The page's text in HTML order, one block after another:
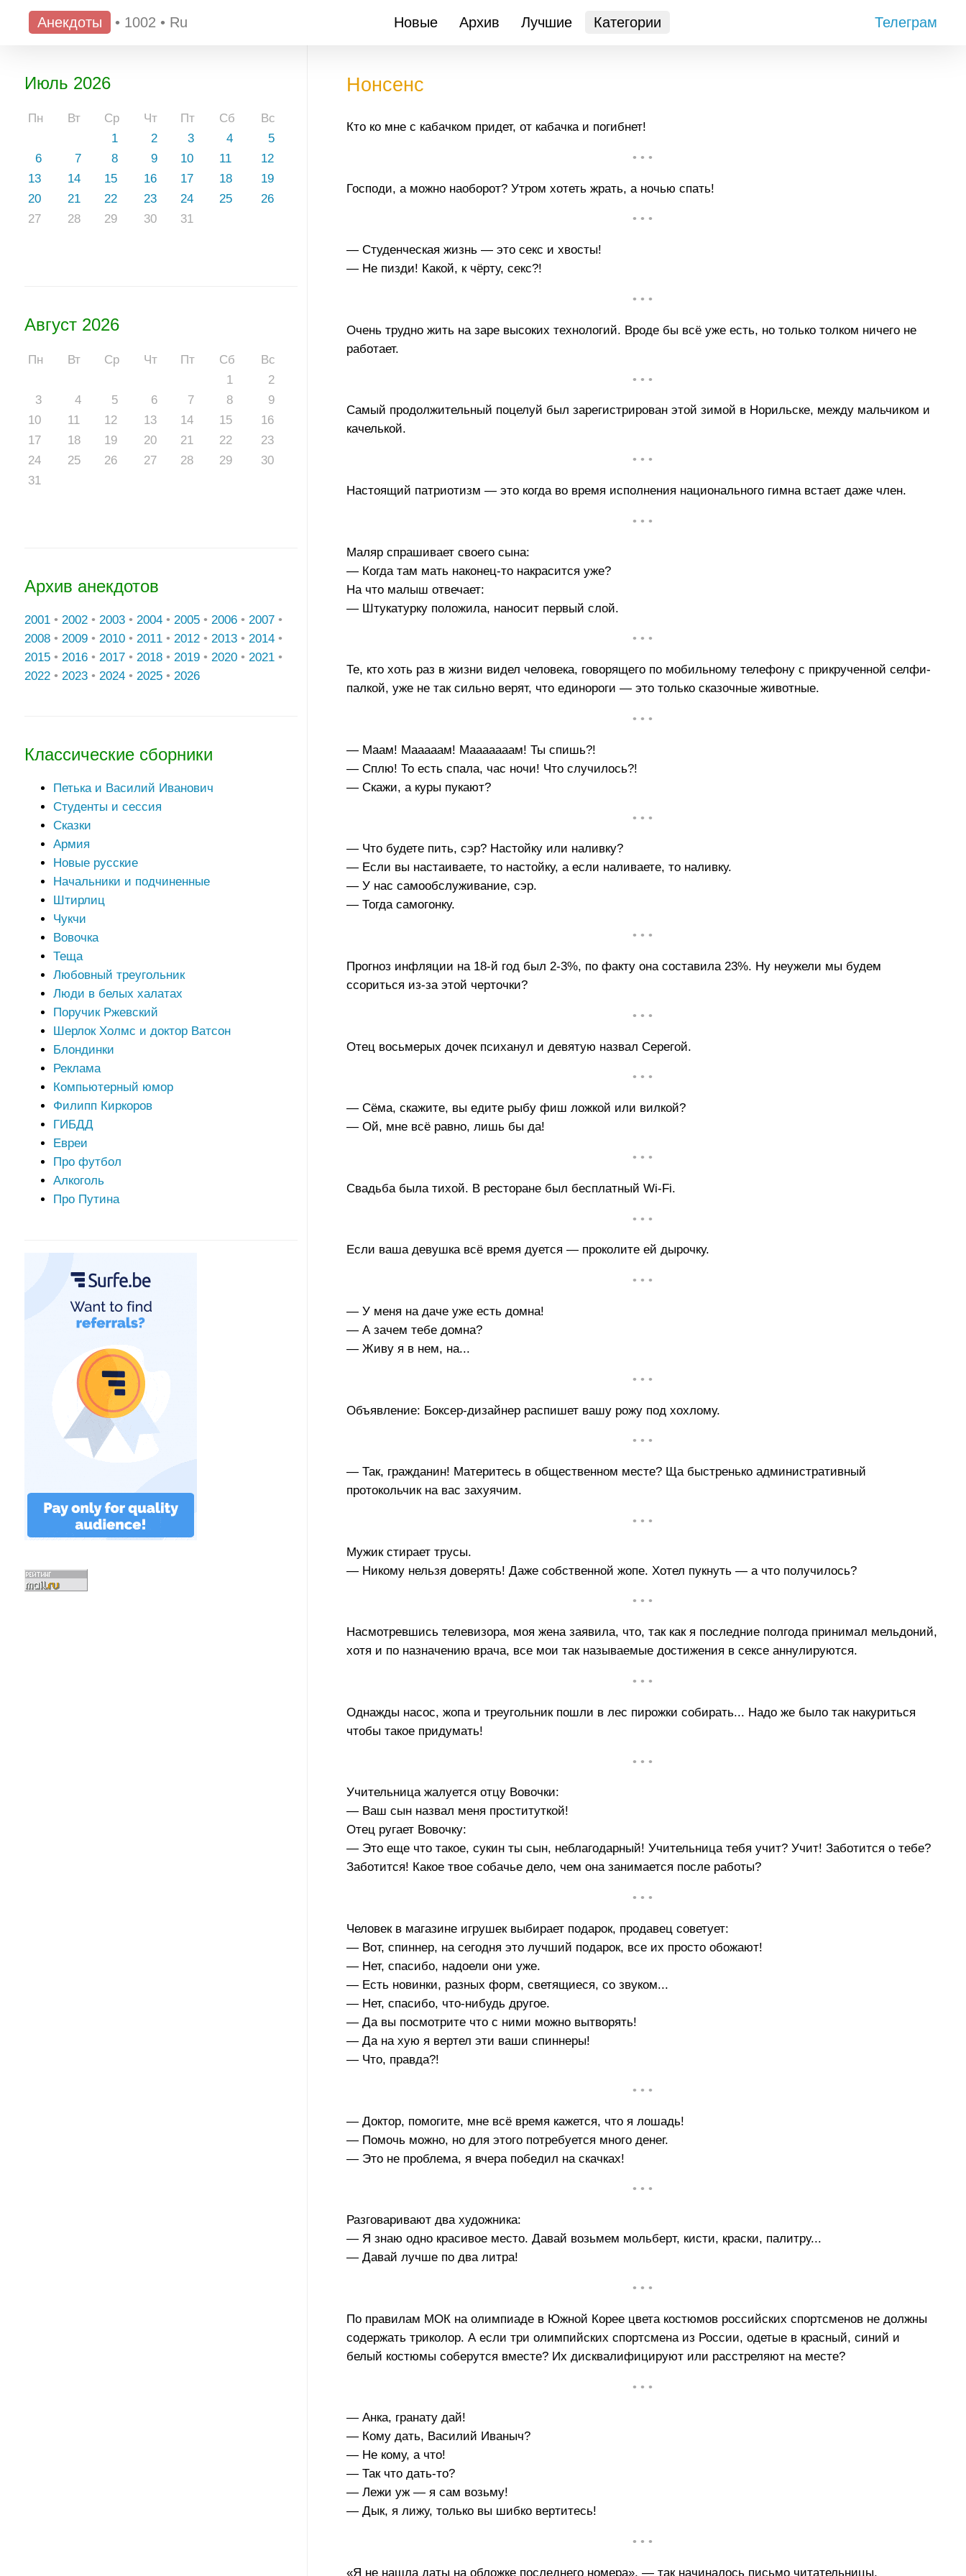
Анекдоты • 1002 • Ru Новые Архив Лучшие Категории Телеграм
Июль 2026
Пн Вт Ср Чт Пт Сб
Вс
1
2 3 4
5
6
7 8 9 10 11
12
13
14 15 16 17 18
19
20
21 22 23 24 25
26
27
28 29 30 31
Август 2026
Пн Вт Ср Чт Пт Сб
Вс
1
2
3
4 5 6 7 8
9
10
11 12 13 14 15
16
17
18 19 20 21 22
23
24
25 26 27 28 29
30
31
Архив анекдотов
2001 • 2002 • 2003 • 2004 • 2005 • 2006 • 2007 •
2008 • 2009 • 2010 • 2011 • 2012 • 2013 • 2014 •
2015 • 2016 • 2017 • 2018 • 2019 • 2020 • 2021 •
2022 • 2023 • 2024 • 2025 • 2026
Классические сборники
Петька и Василий Иванович
Студенты и сессия
Сказки
Армия
Новые русские
Начальники и подчиненные
Штирлиц
Чукчи
Вовочка
Теща
Любовный треугольник
Люди в белых халатах
Поручик Ржевский
Шерлок Холмс и доктор Ватсон
Блондинки
Реклама
Компьютерный юмор
Филипп Киркоров
ГИБДД
Евреи
Про футбол
Алкоголь
Про Путина
Нонсенс
Кто ко мне с кабачком придет, от кабачка и погибнет!
• • •
Господи, а можно наоборот? Утром хотеть жрать, а ночью спать!
• • •
— Студенческая жизнь — это секс и хвосты!
— Не пизди! Какой, к чёрту, секс?!
• • •
Очень трудно жить на заре высоких технологий. Вроде бы всё уже есть, но только толком ничего не
работает.
• • •
Самый продолжительный поцелуй был зарегистрирован этой зимой в Норильске, между мальчиком и
качелькой.
• • •
Настоящий патриотизм — это когда во время исполнения национального гимна встает даже член.
• • •
Маляр спрашивает своего сына:
— Когда там мать наконец-то накрасится уже?
На что малыш отвечает:
— Штукатурку положила, наносит пeрвый слой.
• • •
Те, кто хоть раз в жизни видел человека, говорящего по мобильному телефону с прикрученной селфи-
палкой, уже не так сильно верят, что единороги — это только сказочные животные.
• • •
— Маам! Мааааам! Мааааааам! Ты спишь?!
— Сплю! То есть спала, час ночи! Что случилось?!
— Скажи, а куры пукают?
• • •
— Что будете пить, сэр? Настойку или наливку?
— Если вы настаиваете, то настойку, а если наливаете, то наливку.
— У нас самообслуживание, сэр.
— Тогда самогонку.
• • •
Прогноз инфляции на 18-й год был 2-3%, по факту она составила 23%. Ну неужели мы будем
ссориться из-за этой черточки?
• • •
Отец восьмерых дочек психанул и девятую назвал Серегой.
• • •
— Сёма, скажите, вы едите рыбу фиш ложкой или вилкой?
— Ой, мне всё равно, лишь бы да!
• • •
Свадьба была тихой. В ресторане был бесплатный Wi-Fi.
• • •
Если ваша девушка всё время дуется — проколите ей дырочку.
• • •
— У меня на даче уже есть домна!
— А зачем тебе домна?
— Живу я в нем, на...
• • •
Объявление: Боксер-дизайнер распишет вашу рожу под хохлому.
• • •
— Так, гражданин! Материтесь в общественном месте? Ща быстренько административный
протокольчик на вас захуячим.
• • •
Мужик стирает трусы.
— Никому нельзя доверять! Даже собственной жопе. Хотел пукнуть — а что получилось?
• • •
Насмотревшись телевизора, моя жена заявила, что, так как я последние полгода принимал мельдоний,
хотя и по назначению врача, все мои так называемые достижения в сексе аннулируются.
• • •
Однажды насос, жопа и треугольник пошли в лес пирожки собирать... Надо же было так накуриться
чтобы такое придумать!
• • •
Учительница жалуется отцу Вовочки:
— Ваш сын назвал меня проституткой!
Отец ругает Вовочку:
— Это еще что такое, сукин ты сын, неблагодарный! Учительница тебя учит? Учит! Заботится о тебе?
Заботится! Какое твое собачье дело, чем она занимается после работы?
• • •
Человек в магазине игрушек выбирает подарок, продавец советует:
— Вот, спиннер, на сегодня это лучший подарок, все их просто обожают!
— Нет, спасибо, надоели они уже.
— Есть новинки, разных форм, светящиеся, со звуком...
— Нет, спасибо, что-нибудь другое.
— Да вы посмотрите что с ними можно вытворять!
— Да на хую я вертел эти ваши спиннеры!
— Что, правда?!
• • •
— Доктор, помогите, мне всё время кажется, что я лошадь!
— Помочь можно, но для этого потребуется много денег.
— Это не проблема, я вчера победил на скачках!
• • •
Разговаривают два художника:
— Я знаю одно красивое место. Давай возьмем мольберт, кисти, краски, палитру...
— Давай лучше по два литра!
• • •
По правилам МОК на олимпиаде в Южной Корее цвета костюмов российских спортсменов не должны
содержать триколор. А если три олимпийских спортсмена из России, одетые в красный, синий и
белый костюмы соберутся вместе? Их дисквалифицируют или расстреляют на месте?
• • •
— Анка, гранату дай!
— Кому дать, Василий Иваныч?
— Не кому, а что!
— Так что дать-то?
— Лежи уж — я сам возьму!
— Дык, я лижу, только вы шибко вертитесь!
• • •
«Я не нашла даты на обложке последнего номера», — так начиналось письмо читательницы,